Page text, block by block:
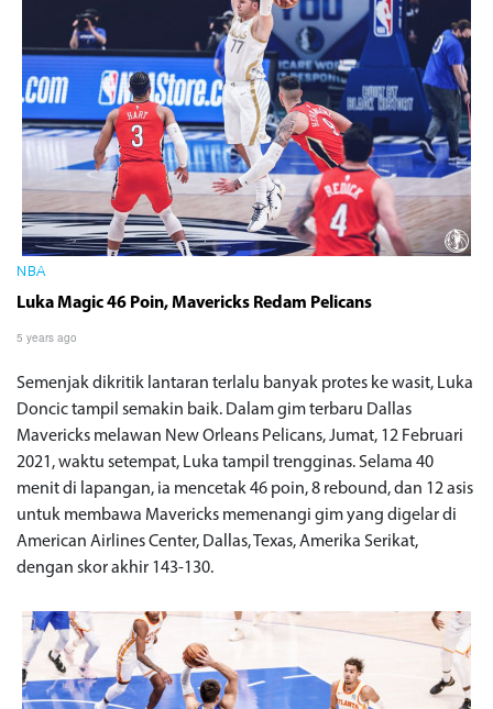
NBA
Luka Magic 46 Poin, Mavericks Redam Pelicans
5 years ago
Semenjak dikritik lantaran terlalu banyak protes ke wasit, Luka
Doncic tampil semakin baik. Dalam gim terbaru Dallas
Mavericks melawan New Orleans Pelicans, Jumat, 12 Februari
2021, waktu setempat, Luka tampil trengginas. Selama 40
menit di lapangan, ia mencetak 46 poin, 8 rebound, dan 12 asis
untuk membawa Mavericks memenangi gim yang digelar di
American Airlines Center, Dallas, Texas, Amerika Serikat,
dengan skor akhir 143-130.